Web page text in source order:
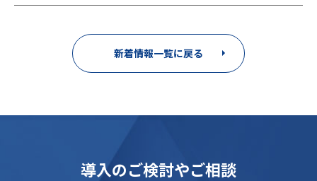
新着情報一覧に戻る
導入のご検討やご相談